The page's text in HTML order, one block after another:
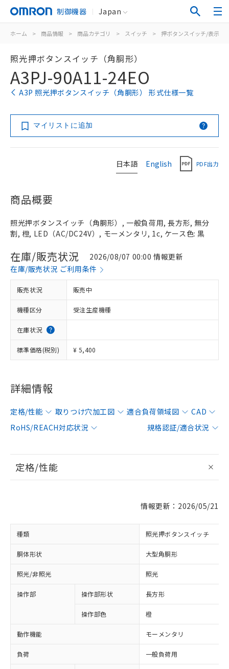
制御機器 Japan
ホーム > 商品情報 > 商品カテゴリ > スイッチ > 押ボタンスイッチ/表示灯
照光押ボタンスイッチ（角胴形）
A3PJ-90A11-24EO
A3P 照光押ボタンスイッチ（角胴形） 形式仕様一覧
マイリストに追加
日本語 English PDF出力
商品概要
照光押ボタンスイッチ（角胴形）, 一般負荷用, 長方形, 無分
割, 橙, LED（AC/DC24V）, モーメンタリ, 1c, ケース色: 黒
在庫/販売状況
2026/08/07 00:00 情報更新
在庫/販売状況 ご利用条件
販売状況 販売中
機種区分 受注生産機種
在庫状況
標準価格(税別) ¥ 5,400
詳細情報
定格/性能 取りつけ穴加工図 適合負荷領域図
CAD
RoHS/REACH対応状況
規格認証/適合状況
定格/性能
情報更新：2026/05/21
種類 照光押ボタンスイッチ
胴体形状 大型角胴形
照光/非照光 照光
操作部 操作部形状 長方形
操作部色 橙
動作機能 モーメンタリ
負荷 一般負荷用